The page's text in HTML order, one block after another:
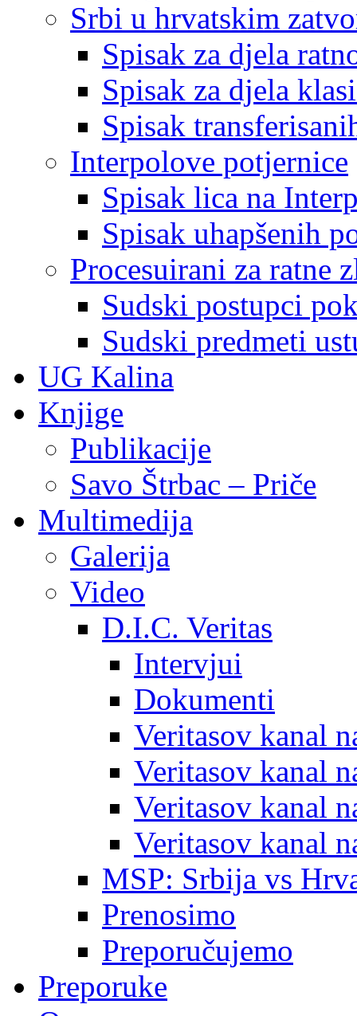
Srbi u hrvatskim
Spisak za djela
Spisak za djela
Spisak
Interpolove potjernice
Spisak lica na
Spisak uhapšenih
Procesuirani za ratne
Sudski postupci
Sudski predmeti
UG Kalina
Knjige
Publikacije
Savo Štrbac – Priče
Multimedija
Galerija
Video
D.I.C. Veritas
Intervjui
Dokumenti
Veritasov kanal
Veritasov kanal
Veritasov kanal
Veritasov kanal
MSP: Srbija vs
Prenosimo
Preporučujemo
Preporuke